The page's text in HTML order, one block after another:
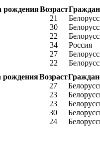
рожденияВозраст
21
30
22
34
Россия
27
22
рожденияВозраст
27
23
23
30
24